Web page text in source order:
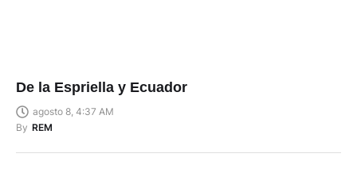
De la Espriella y Ecuador
agosto 8, 4:37 AM
By REM